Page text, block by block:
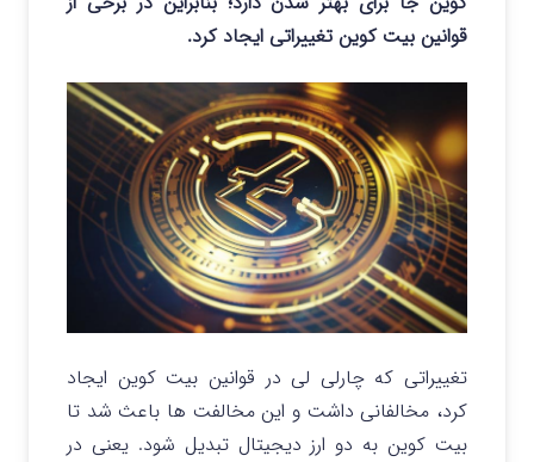
قوانین بیت کوین تغییراتی ایجاد کرد.
تغییراتی که چارلی لی در قوانین بیت کوین ایجاد
کرد، مخالفانی داشت و این مخالفت ها باعث شد تا
بیت کوین به دو ارز دیجیتال تبدیل شود. یعنی در